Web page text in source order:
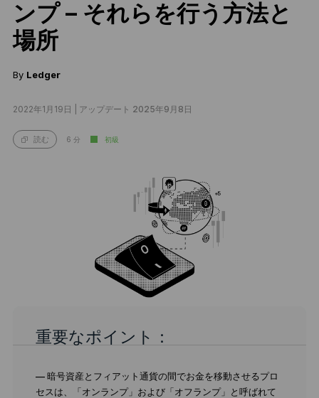
ンプ – それらを行う方法と
場所
By Ledger
2022年1月19日 | アップデート 2025年9月8日
読む 6 分 初級
重要なポイント：
— 暗号資産とフィアット通貨の間でお金を移動させるプロ
セスは、「オンランプ」および「オフランプ」と呼ばれて